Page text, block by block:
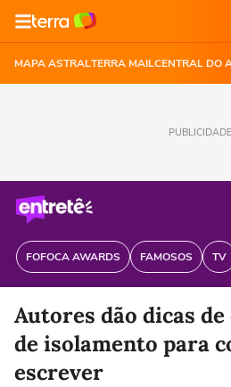
MAPA ASTRALTERRA MAILCENTRAL DO
PUBLICIDADE
FOFOCA AWARDS FAMOSOS TV
Autores dão dicas
de isolamento para
escrever